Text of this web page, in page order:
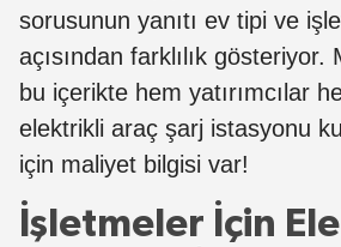
sorusunun yanıtı ev tipi ve
açısından farklılık
bu içerikte hem yatırımcılar
elektrikli araç şarj istasyonu
için maliyet bilgisi var!
İşletmeler İçin